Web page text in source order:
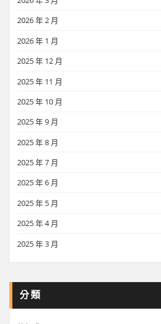
2026 年 2 月
2026 年 1 月
2025 年 12 月
2025 年 11 月
2025 年 10 月
2025 年 9 月
2025 年 8 月
2025 年 7 月
2025 年 6 月
2025 年 5 月
2025 年 4 月
2025 年 3 月
分類